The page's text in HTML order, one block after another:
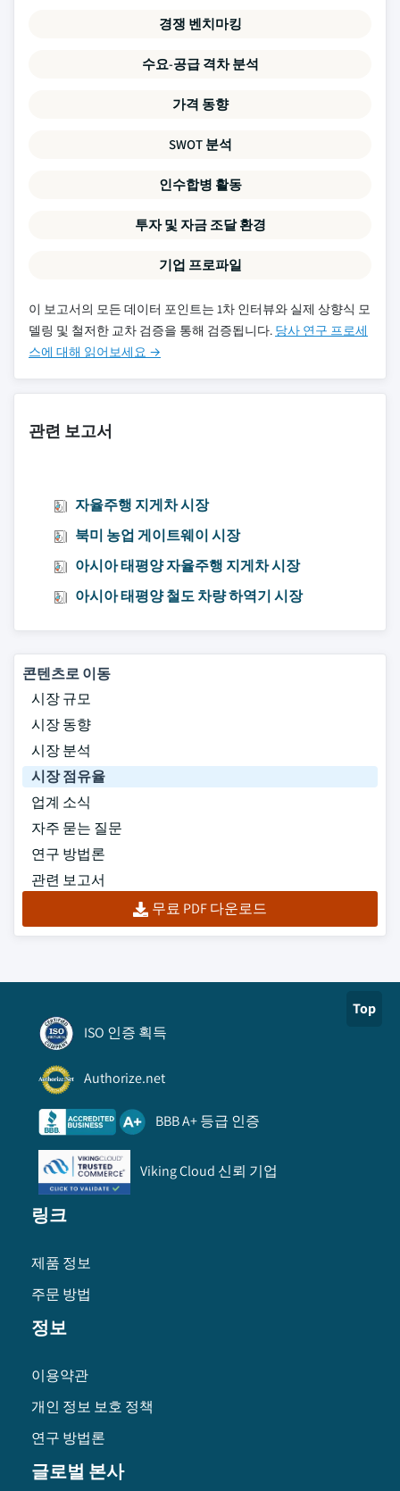
경쟁 벤치마킹
수요-공급 격차 분석
가격 동향
SWOT 분석
인수합병 활동
투자 및 자금 조달 환경
기업 프로파일
이 보고서의 모든 데이터 포인트는 1차 인터뷰와 실제 상향식 모
델링 및 철저한 교차 검증을 통해 검증됩니다. 당사 연구 프로세
스에 대해 읽어보세요 →
관련 보고서
자율주행 지게차 시장
북미 농업 게이트웨이 시장
아시아 태평양 자율주행 지게차 시장
아시아 태평양 철도 차량 하역기 시장
콘텐츠로 이동
시장 규모
시장 동향
시장 분석
시장 점유율
업계 소식
자주 묻는 질문
연구 방법론
관련 보고서
무료 PDF 다운로드
Top
ISO 인증 획득
Authorize.net
BBB A+ 등급 인증
Viking Cloud 신뢰 기업
링크
제품 정보
주문 방법
정보
이용약관
개인 정보 보호 정책
연구 방법론
글로벌 본사